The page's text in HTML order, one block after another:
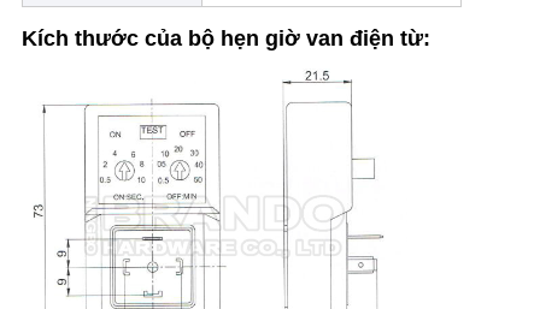
Kích thước của bộ hẹn giờ van điện từ: